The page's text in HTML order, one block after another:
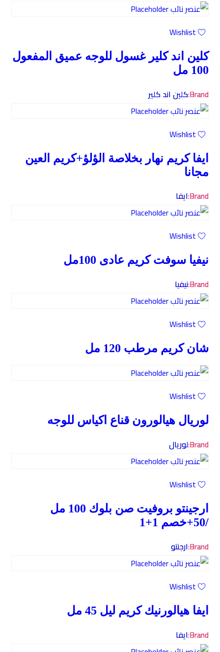
Wishlist
كلين اند كلير غسول للوجه عميق المفعول
100 مل
Brand:كلين اند كلير
Wishlist
ايفا كريم نهار بخلاصة الؤلؤ+كريم العين
مجانا
Brand: ايفا
Wishlist
نيفيا سوفت كريم عادى 100مل
Brand:نيفيا
Wishlist
شان كريم مرطب 120 مل
Wishlist
لوريال هيالورون قناع اكياس للوجه
Brand:لوريال
Wishlist
ارجينتو بروفيت صن بلوك 100 مل
/50+خصم 1+1
Brand: ارجنتو
Wishlist
ايفا هيالورنيك كريم ليل 45 مل
Brand: ايفا